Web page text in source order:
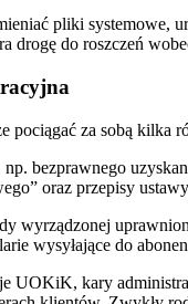
pliki
drogę do roszczeń
za sobą kilka
bezprawnego
oraz przepisy
wyrządzonej
wysyłające do
UOKiK, kary